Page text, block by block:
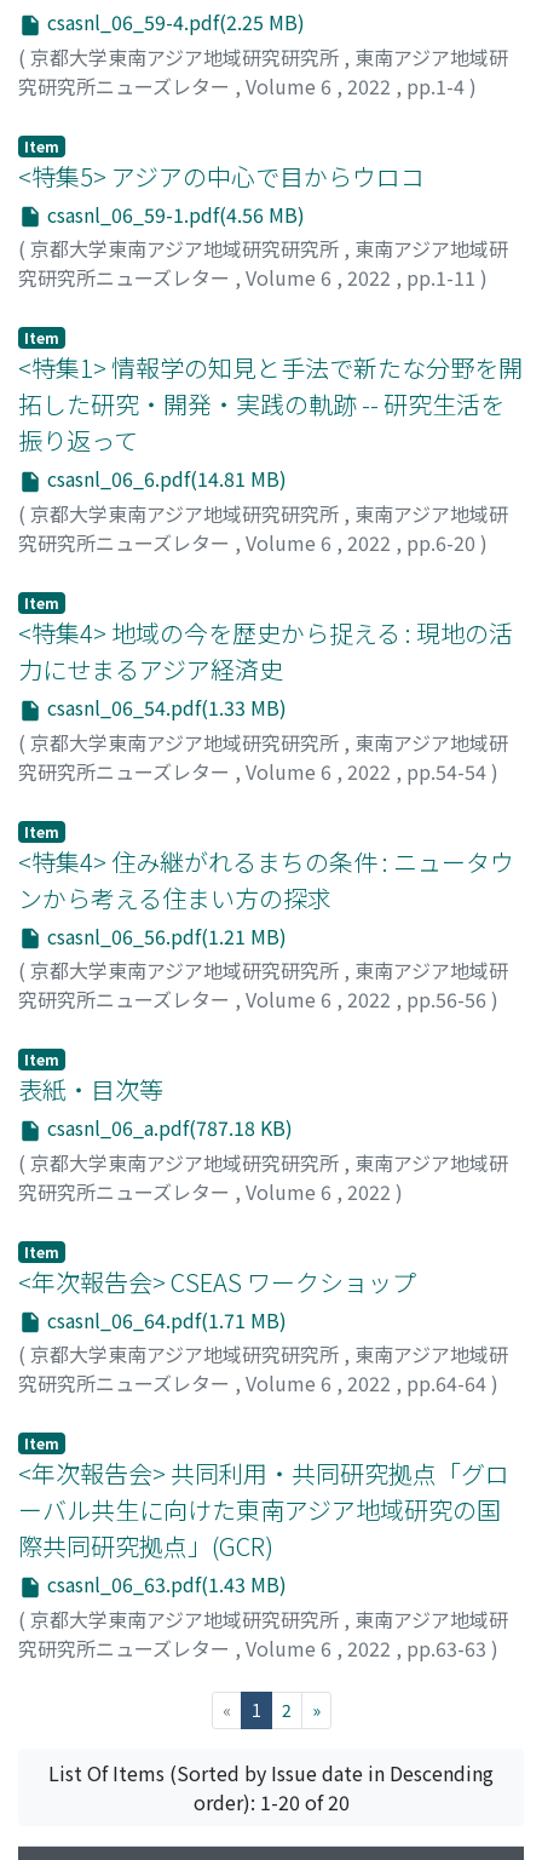
csasnl_06_59-4.pdf(2.25 MB)
( 京都大学東南アジア地域研究研究所 , 東南アジア地域研
究研究所ニューズレター , Volume 6 , 2022 , pp.1-4)
Item
<特集5> アジアの中心で目からウロコ
csasnl_06_59-1.pdf(4.56 MB)
( 京都大学東南アジア地域研究研究所 , 東南アジア地域研
究研究所ニューズレター , Volume 6 , 2022 , pp.1-11 )
Item
<特集1> 情報学の知見と手法で新たな分野を開
拓した研究・開発・実践の軌跡 -- 研究生活を
振り返って
csasnl_06_6.pdf(14.81 MB)
( 京都大学東南アジア地域研究研究所 , 東南アジア地域研
究研究所ニューズレター , Volume 6 , 2022 , pp.6-20 )
Item
<特集4> 地域の今を歴史から捉える : 現地の活
力にせまるアジア経済史
csasnl_06_54.pdf(1.33 MB)
( 京都大学東南アジア地域研究研究所 , 東南アジア地域研
究研究所ニューズレター , Volume 6 , 2022 , pp.54-54)
Item
<特集4> 住み継がれるまちの条件 : ニュータウ
ンから考える住まい方の探求
csasnl_06_56.pdf(1.21 MB)
( 京都大学東南アジア地域研究研究所 , 東南アジア地域研
究研究所ニューズレター , Volume 6 , 2022 , pp.56-56 )
Item
表紙・目次等
csasnl_06_a.pdf(787.18 KB)
( 京都大学東南アジア地域研究研究所 , 東南アジア地域研
究研究所ニューズレター , Volume 6 , 2022 )
Item
<年次報告会> CSEAS ワークショップ
csasnl_06_64.pdf(1.71 MB)
( 京都大学東南アジア地域研究研究所 , 東南アジア地域研
究研究所ニューズレター , Volume 6 , 2022 , pp.64-64)
Item
<年次報告会> 共同利用・共同研究拠点「グロ
ーバル共生に向けた東南アジア地域研究の国
際共同研究拠点」(GCR)
csasnl_06_63.pdf(1.43 MB)
( 京都大学東南アジア地域研究研究所 , 東南アジア地域研
究研究所ニューズレター , Volume 6 , 2022 , pp.63-63 )
« 1 (current)
2 »
List Of Items (Sorted by Issue date in Descending
order): 1-20 of 20